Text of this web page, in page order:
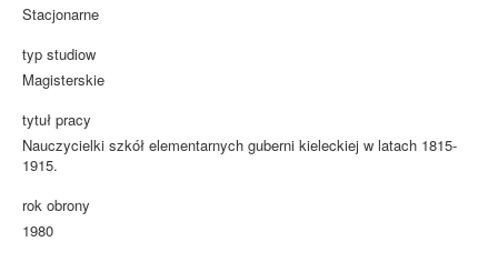
Stacjonarne
typ studiow
Magisterskie
tytuł pracy
Nauczycielki szkół elementarnych guberni kieleckiej w latach 1815-
1915.
rok obrony
1980